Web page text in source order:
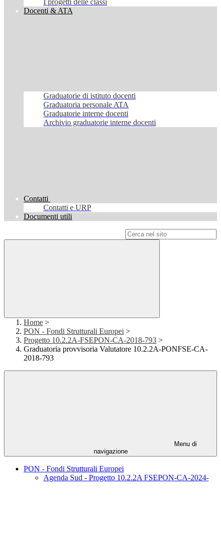
I progetti delle classi
Docenti & ATA
Graduatorie di istituto docenti
Graduatoria personale ATA
Graduatorie interne docenti
Archivio graduatorie interne docenti
Contatti
Contatti e URP
Documenti utili
Home >
PON - Fondi Strutturali Europei >
Progetto 10.2.2A-FSEPON-CA-2018-793 >
Graduatoria provvisoria Valutatore 10.2.2A-PONFSE-CA-
2018-793
Menu di
navigazione
PON - Fondi Strutturali Europei
Agenda Sud - Progetto 10.2.2A FSEPON-CA-2024-